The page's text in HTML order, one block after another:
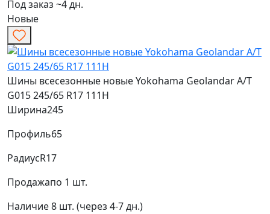
Под заказ ~4 дн.
Новые
Шины всесезонные новые Yokohama Geolandar A/T
G015 245/65 R17 111H
Ширина245
Профиль65
РадиусR17
Продажапо 1 шт.
Наличие8 шт. (через 4-7 дн.)